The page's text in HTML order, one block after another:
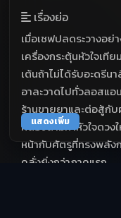
เรื่องย่อ
เมื่อเชฟปลดระวางอ
เครื่องกระตุ้นหัวใจเที
เต้นถ้าไม่ได้รับอะดรีน
อาละวาดไปทั่วลอสแ
ร้านขายยาและต่อสู้กั
ก็ต้องตามหาหัวใจดวง
หน้ากับศัตรูที่ทรงพลัง
คลั่งยิ่งกว่าภาคแรก
แสดงเพิ่ม